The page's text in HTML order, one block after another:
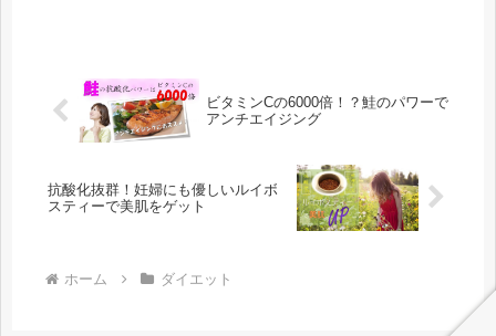
ビタミンCの6000倍！？鮭のパワーで
アンチエイジング
抗酸化抜群！妊婦にも優しいルイボ
スティーで美肌をゲット
ホーム ダイエット